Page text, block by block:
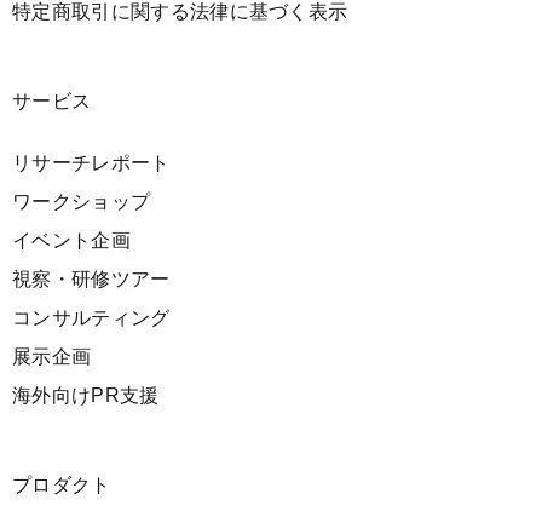
特定商取引に関する法律に基づく表示
サービス
リサーチレポート
ワークショップ
イベント企画
視察・研修ツアー
コンサルティング
展示企画
海外向けPR支援
プロダクト